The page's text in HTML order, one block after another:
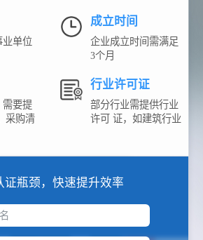
业单位
成立时间
企业成立时间需满足
3个月
需要提
采购清
行业许可证
部分行业需提供行业
许可 证，如建筑行业
证瓶颈，快速提升效率